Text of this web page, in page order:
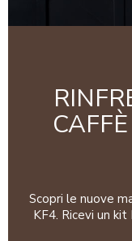
Scopri le nuove
KF4. Ricevi un